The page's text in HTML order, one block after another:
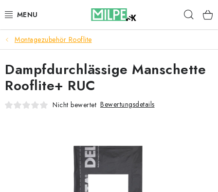
Inhalt
DACHFENSTER
DACHBODENTREPPE
HAUS UND GARTEN
Montagezubehör Rooflite
Dampfdurchlässige Manschette
Rooflite+ RUC
Nicht bewertet Bewertungsdetails